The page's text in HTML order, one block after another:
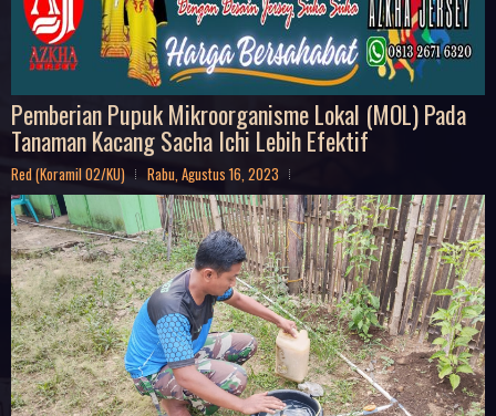
Pemberian Pupuk Mikroorganisme Lokal (MOL) Pada
Tanaman Kacang Sacha Ichi Lebih Efektif
Red (Koramil 02/KU) Rabu, Agustus 16, 2023